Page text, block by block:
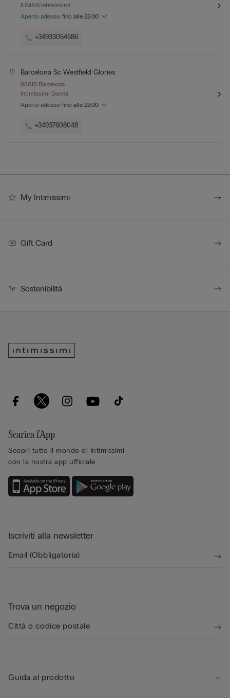
IUMAN Intimissimi
Aperto adesso fino alle 22:00
+34933054586
Barcelona Sc Westfield Glories
08018 Barcelona
Intimissimi Donna
Aperto adesso fino alle 22:00
+34937608048
My Intimissimi
Gift Card
Sostenibilità
Scarica l’App
Scopri tutto il mondo di Intimissimi
con la nostra app ufficiale.
Iscriviti alla newsletter
Trova un negozio
Guida al prodotto